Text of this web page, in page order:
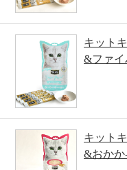
キット
&ファイ
キット
&おかか